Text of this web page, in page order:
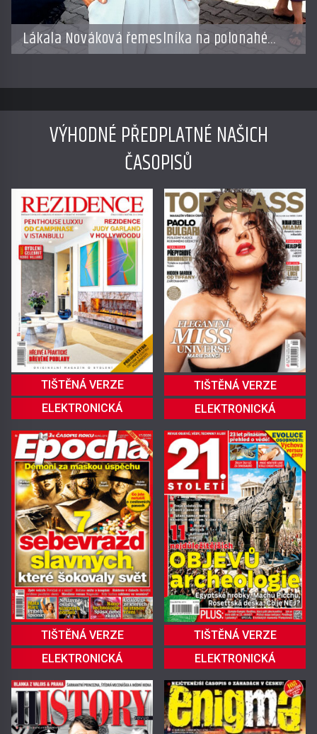
Lákala Nováková řemeslníka na polonahé
tělo!
VÝHODNÉ PŘEDPLATNÉ NAŠICH
ČASOPISŮ
TIŠTĚNÁ VERZE
ELEKTRONICKÁ
TIŠTĚNÁ VERZE
ELEKTRONICKÁ
TIŠTĚNÁ VERZE
ELEKTRONICKÁ
TIŠTĚNÁ VERZE
ELEKTRONICKÁ